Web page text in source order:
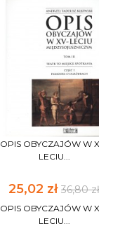
OPIS OBYCZAJÓW W XV-
LECIU...
25,02 zł 36,80 zł
OPIS OBYCZAJÓW W XV-
LECIU...